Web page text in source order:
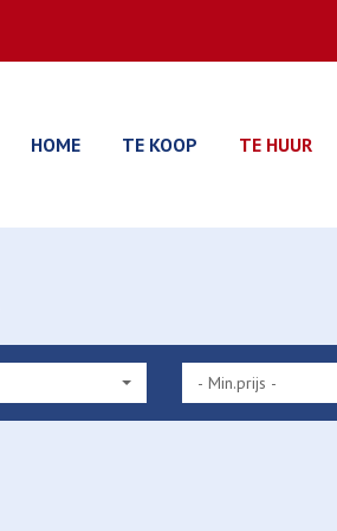
HOME TE KOOP TE HUUR
- Min.prijs -